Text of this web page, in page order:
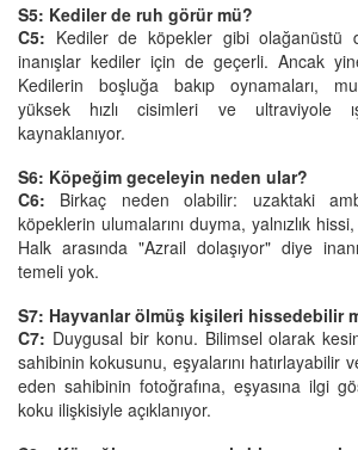
S5: Kediler de ruh görür mü?
C5: Kediler de köpekler gibi olağanüstü
inanışlar kediler için de geçerli. Ancak
Kedilerin boşluğa bakıp oynamaları,
yüksek hızlı cisimleri ve ultraviyole
kaynaklanıyor.
S6: Köpeğim geceleyin neden ular?
C6: Birkaç neden olabilir: uzaktaki
köpeklerin ulumalarını duyma, yalnızlık
Halk arasında "Azrail dolaşıyor" diye
temeli yok.
S7: Hayvanlar ölmüş kişileri hissedebilir
C7: Duygusal bir konu. Bilimsel olarak
sahibinin kokusunu, eşyalarını hatırlayabilir
eden sahibinin fotoğrafına, eşyasına ilgi
koku ilişkisiyle açıklanıyor.